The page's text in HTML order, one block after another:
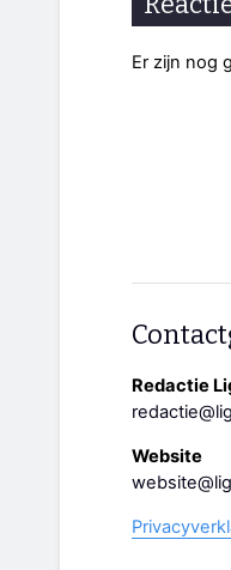
Er zijn nog
Redactie
Website